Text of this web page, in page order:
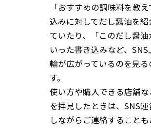
「おすすめの調味料を教
込みに対してだし醤油を紹
ていたり、「このだし醤
いった書き込みなど、
輪が広がっているのを見
す。
使い方や購入できる店舗
を拝見したときは、SNS
しながらご連絡することも